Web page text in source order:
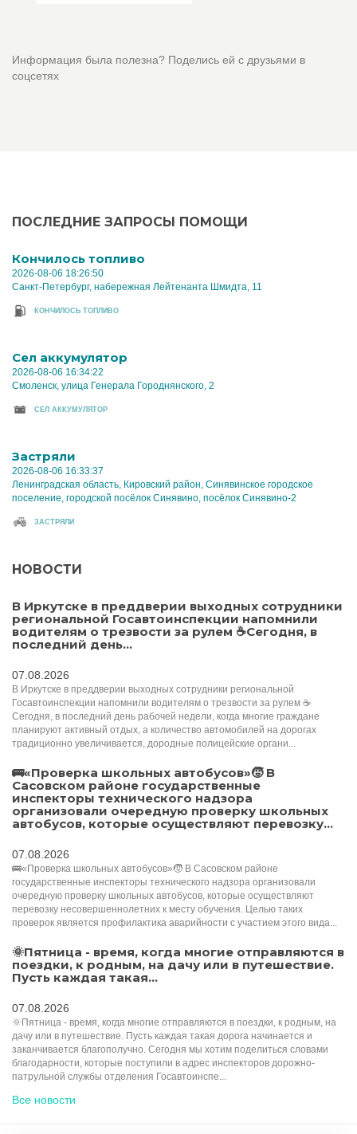
Информация была полезна? Поделись ей с друзьями в
соцсетях
ПОСЛЕДНИЕ ЗАПРОСЫ ПОМОЩИ
Кончилось топливо
2026-08-06 18:26:50
Санкт-Петербург, набережная Лейтенанта Шмидта, 11
КОНЧИЛОСЬ ТОПЛИВО
Cел аккумулятор
2026-08-06 16:34:22
Смоленск, улица Генерала Городнянского, 2
CЕЛ АККУМУЛЯТОР
Застряли
2026-08-06 16:33:37
Ленинградская область, Кировский район, Синявинское городское
поселение, городской посёлок Синявино, посёлок Синявино-2
ЗАСТРЯЛИ
НОВОСТИ
В Иркутске в преддверии выходных сотрудники
региональной Госавтоинспекции напомнили
водителям о трезвости за рулем ☕️Сегодня, в
последний день...
07.08.2026
В Иркутске в преддверии выходных сотрудники региональной
Госавтоинспекции напомнили водителям о трезвости за рулем ☕️
Сегодня, в последний день рабочей недели, когда многие граждане
планируют активный отдых, а количество автомобилей на дорогах
традиционно увеличивается, дородные полицейские органи...
🚌«Проверка школьных автобусов»🧒 В
Сасовском районе государственные
инспекторы технического надзора
организовали очередную проверку школьных
автобусов, которые осуществляют перевозку...
07.08.2026
🚌«Проверка школьных автобусов»🧒 В Сасовском районе
государственные инспекторы технического надзора организовали
очередную проверку школьных автобусов, которые осуществляют
перевозку несовершеннолетних к месту обучения. Целью таких
проверок является профилактика аварийности с участием этого вида...
🌞Пятница - время, когда многие отправляются в
поездки, к родным, на дачу или в путешествие.
Пусть каждая такая...
07.08.2026
🌞Пятница - время, когда многие отправляются в поездки, к родным, на
дачу или в путешествие. Пусть каждая такая дорога начинается и
заканчивается благополучно. Сегодня мы хотим поделиться словами
благодарности, которые поступили в адрес инспекторов дорожно-
патрульной службы отделения Госавтоинспе...
Все новости